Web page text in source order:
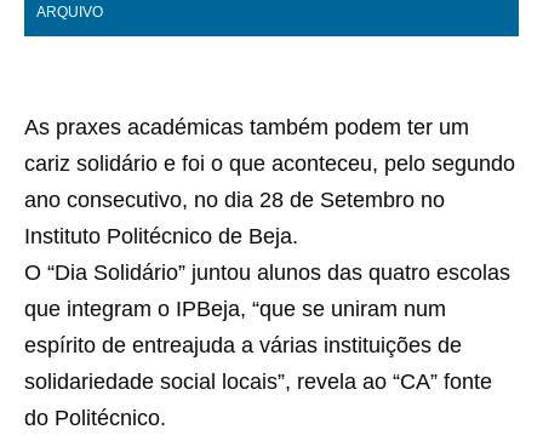
ARQUIVO
As praxes académicas também podem ter um
cariz solidário e foi o que aconteceu, pelo segundo
ano consecutivo, no dia 28 de Setembro no
Instituto Politécnico de Beja.
O “Dia Solidário” juntou alunos das quatro escolas
que integram o IPBeja, “que se uniram num
espírito de entreajuda a várias instituições de
solidariedade social locais”, revela ao “CA” fonte
do Politécnico.